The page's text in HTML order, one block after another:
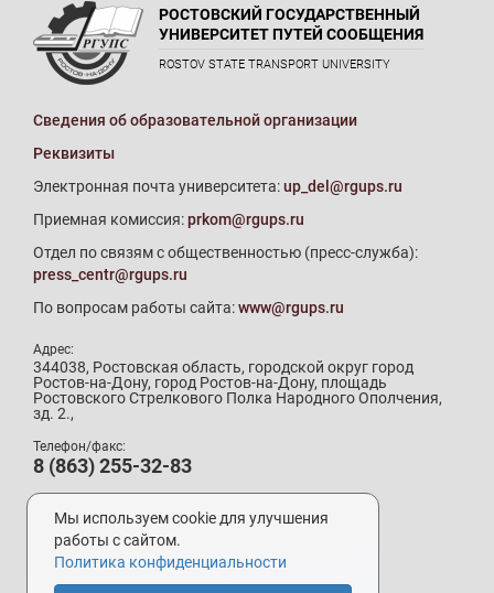
РОСТОВСКИЙ ГОСУДАРСТВЕННЫЙ
УНИВЕРСИТЕТ ПУТЕЙ СООБЩЕНИЯ
ROSTOV STATE TRANSPORT UNIVERSITY
Сведения об образовательной организации
Реквизиты
Электронная почта университета:up_del@rgups.ru
Приемная комиссия:prkom@rgups.ru
Отдел по связям с общественностью (пресс-служба):
press_centr@rgups.ru
По вопросам работы сайта:www@rgups.ru
Адрес:
344038, Ростовская область, городской округ город
Ростов-на-Дону, город Ростов-на-Дону, площадь
Ростовского Стрелкового Полка Народного Ополчения,
зд. 2.,
Телефон/факс:
8 (863) 255-32-83
Телефон приемной комиссии:
8 (800) 707-19-29
8 (863) 272-64-88
Мы используем cookie для улучшения
работы с сайтом.
Политика конфиденциальности